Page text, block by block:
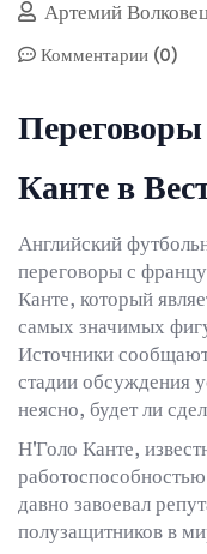
Артемий
Комментарии (0)
Переговоры
Канте в
Английский
переговоры с
Канте, который
самых значимых
Источники
стадии обсуждения
неясно, будет ли
Н'Голо Канте,
давно завоевал
полузащитников в